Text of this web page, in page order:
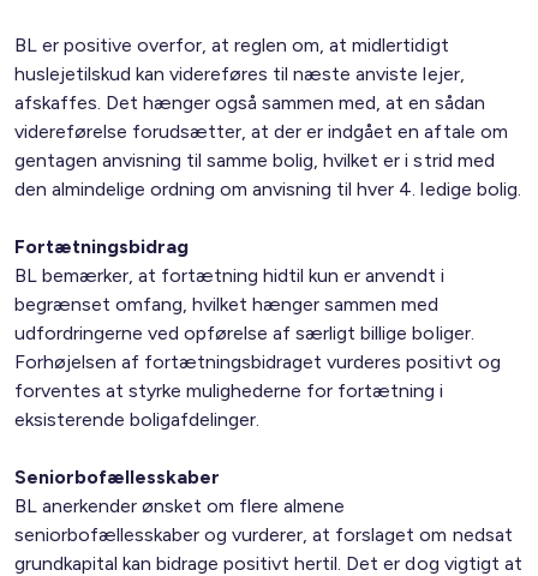
BL er positive overfor, at reglen om, at midlertidigt
huslejetilskud kan videreføres til næste anviste lejer,
afskaffes. Det hænger også sammen med, at en sådan
videreførelse forudsætter, at der er indgået en aftale om
gentagen anvisning til samme bolig, hvilket er i strid med
den almindelige ordning om anvisning til hver 4. ledige bolig.
Fortætningsbidrag
BL bemærker, at fortætning hidtil kun er anvendt i
begrænset omfang, hvilket hænger sammen med
udfordringerne ved opførelse af særligt billige boliger.
Forhøjelsen af fortætningsbidraget vurderes positivt og
forventes at styrke mulighederne for fortætning i
eksisterende boligafdelinger.
Seniorbofællesskaber
BL anerkender ønsket om flere almene
seniorbofællesskaber og vurderer, at forslaget om nedsat
grundkapital kan bidrage positivt hertil. Det er dog vigtigt at